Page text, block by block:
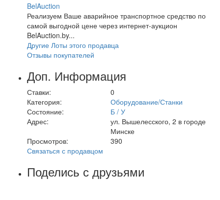
BelAuction
Реализуем Ваше аварийное транспортное средство по
самой выгодной цене через интернет-аукцион
BelAuction.by...
Другие Лоты этого продавца
Отзывы покупателей
Доп. Информация
Ставки:
0
Категория:
Оборудование/Станки
Состояние:
Б / У
Адрес:
ул. Вышелесского, 2 в городе
Минске
Просмотров:
390
Связаться с продавцом
Поделись с друзьями